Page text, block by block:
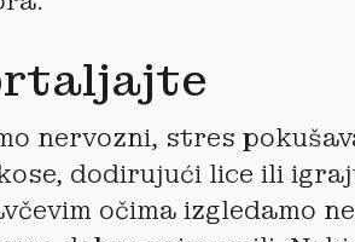
nervozni, stres
dodirujući lice ili
očima izgledamo